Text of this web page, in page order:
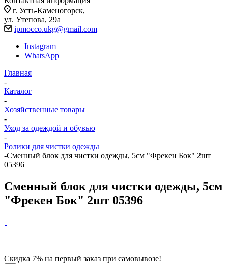
г. Усть-Каменогорск,
ул. Утепова, 29а
ipmocco.ukg@gmail.com
Instagram
WhatsApp
Главная
-
Каталог
-
Хозяйственные товары
-
Уход за одеждой и обувью
-
Ролики для чистки одежды
-Сменный блок для чистки одежды, 5см "Фрекен Бок" 2шт
05396
Сменный блок для чистки одежды, 5см
"Фрекен Бок" 2шт 05396
Скидка 7% на первый заказ при самовывозе!